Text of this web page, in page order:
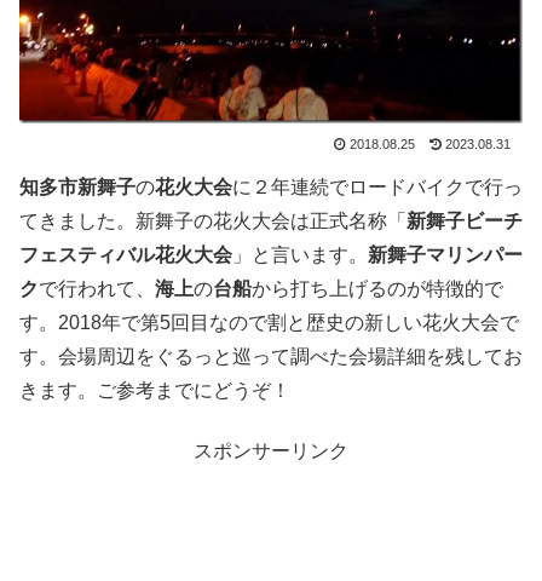
2018.08.25 2023.08.31
知多市新舞子の花火大会に２年連続でロードバイクで行っ
てきました。新舞子の花火大会は正式名称「 新舞子ビーチ
フェスティバル花火大会 」と言います。 新舞子マリンパー
クで行われて、 海上の台船から打ち上げるのが特徴的で
す。2018年で第5回目なので割と歴史の新しい花火大会で
す。会場周辺をぐるっと巡って調べた会場詳細を残してお
きます。ご参考までにどうぞ！
スポンサーリンク